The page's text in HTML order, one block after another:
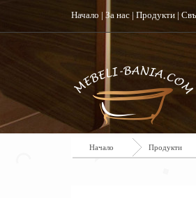
Начало | За нас | Продукти |
Начало Продукти